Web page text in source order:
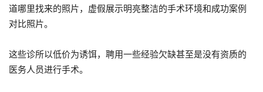
道哪里找来的照片，虚假展示明亮整洁的手术环境和成功案例
对比照片。
这些诊所以低价为诱饵，聘用一些经验欠缺甚至是没有资质的
医务人员进行手术。